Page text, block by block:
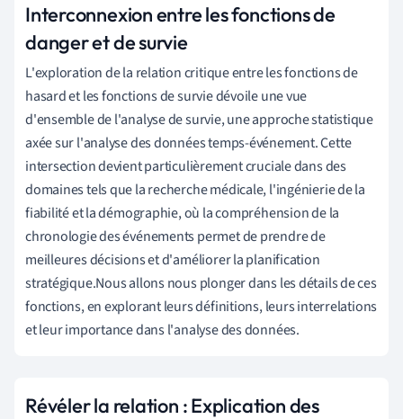
Interconnexion entre les fonctions de
danger et de survie
L'exploration de la relation critique entre les fonctions de
hasard et les fonctions de survie dévoile une vue
d'ensemble de l'analyse de survie, une approche statistique
axée sur l'analyse des données temps-événement. Cette
intersection devient particulièrement cruciale dans des
domaines tels que la recherche médicale, l'ingénierie de la
fiabilité et la démographie, où la compréhension de la
chronologie des événements permet de prendre de
meilleures décisions et d'améliorer la planification
stratégique.Nous allons nous plonger dans les détails de ces
fonctions, en explorant leurs définitions, leurs interrelations
et leur importance dans l'analyse des données.
Révéler la relation : Explication des